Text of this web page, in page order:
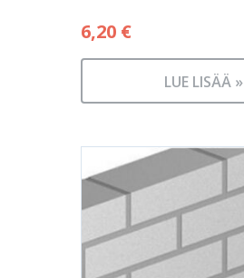
6,20 €
LUE LISÄÄ »